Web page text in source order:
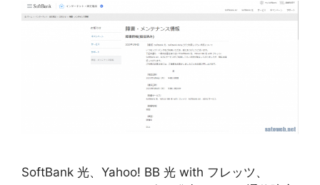
SoftBank 光、Yahoo! BB 光 with フレッツ、